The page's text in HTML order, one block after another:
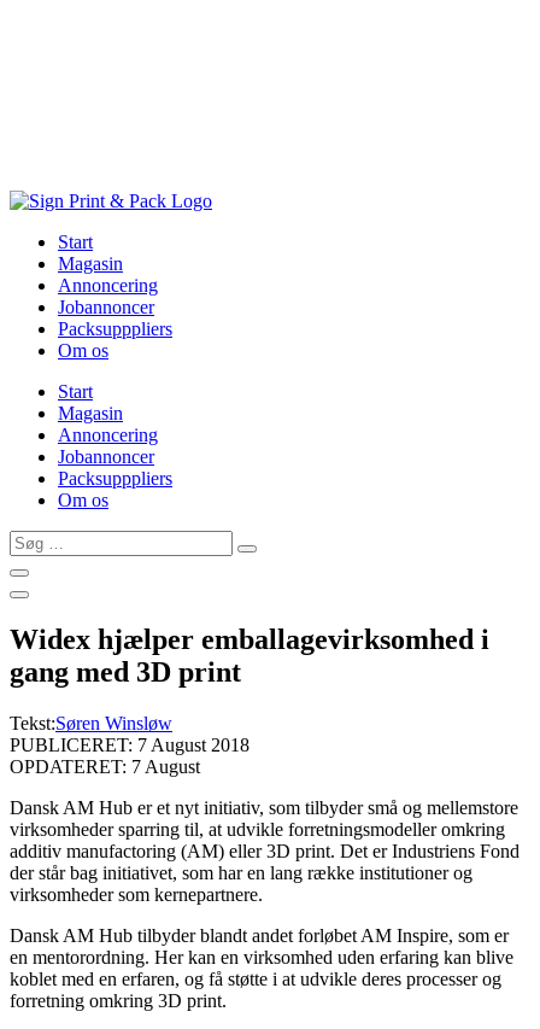
Start
Magasin
Annoncering
Jobannoncer
Packsupppliers
Om os
Start
Magasin
Annoncering
Jobannoncer
Packsupppliers
Om os
Søg
…
Widex hjælper emballagevirksomhed i
gang med 3D print
Tekst:Søren Winsløw
PUBLICERET: 7 August 2018
OPDATERET: 7 August
Dansk AM Hub er et nyt initiativ, som tilbyder små og mellemstore
virksomheder sparring til, at udvikle forretningsmodeller omkring
additiv manufactoring (AM) eller 3D print. Det er Industriens Fond
der står bag initiativet, som har en lang række institutioner og
virksomheder som kernepartnere.
Dansk AM Hub tilbyder blandt andet forløbet AM Inspire, som er
en mentorordning. Her kan en virksomhed uden erfaring kan blive
koblet med en erfaren, og få støtte i at udvikle deres processer og
forretning omkring 3D print.